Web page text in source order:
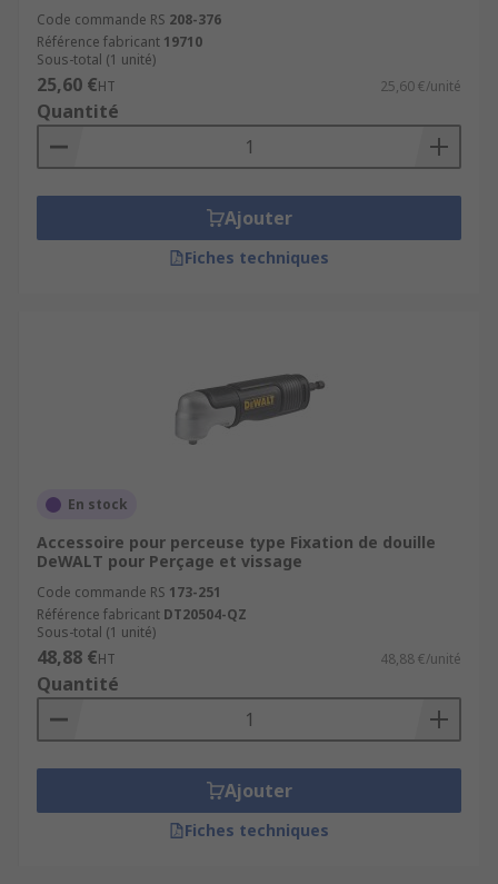
Code commande RS 208-376
Référence fabricant 19710
Sous-total (1 unité)
25,60 €HT 25,60 €/unité
Quantité
Ajouter
Fiches techniques
En stock
Accessoire pour perceuse type Fixation de douille
DeWALT pour Perçage et vissage
Code commande RS 173-251
Référence fabricant DT20504-QZ
Sous-total (1 unité)
48,88 €HT 48,88 €/unité
Quantité
Ajouter
Fiches techniques